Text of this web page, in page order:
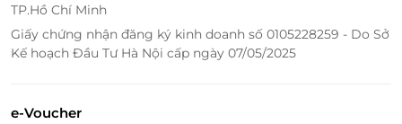
TP.Hồ Chí Minh
Giấy chứng nhận đăng ký kinh doanh số 0105228259 - Do Sở
Kế hoạch Đầu Tư Hà Nội cấp ngày 07/05/2025
e-Voucher